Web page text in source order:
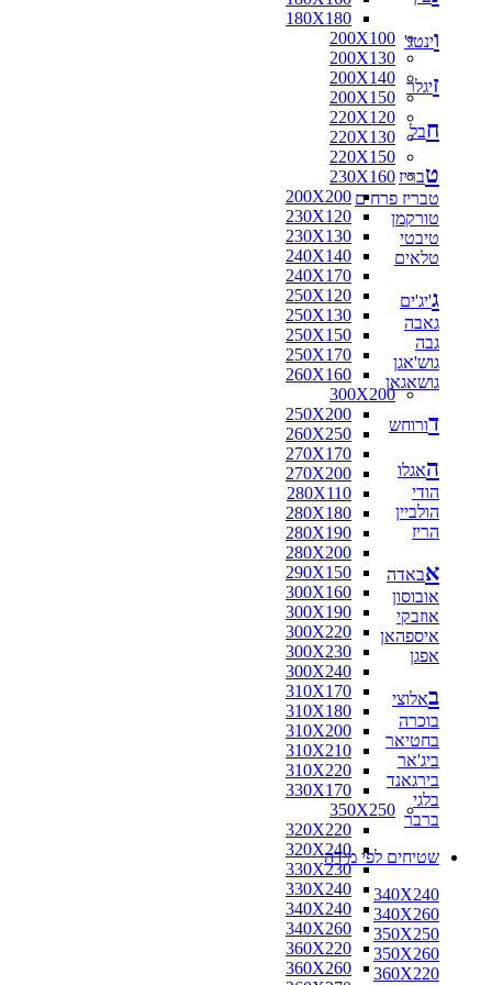
180X180
200X100
200X130
200X140
200X150
220X120
220X130
220X150
230X160
200X200
230X120
230X130
240X140
240X170
250X120
250X130
250X150
250X170
260X160
300X200
250X200
260X250
270X170
270X200
280X110
280X180
280X190
280X200
290X150
300X160
300X190
300X220
300X230
300X240
310X170
310X180
310X200
310X210
310X220
330X170
350X250
320X220
320X240
330X230
330X240
340X240
340X260
360X220
360X260
וינטג'
זיגלר
חבל
טבריז
טבריז פרחים
טורקמן
טיבטי
טלאים
ג'יג'ים
גאבה
גבה
גוש'אגן
גושאגאן
דורוחש
האגלו
הודי
הולביין
הריז
אבאדה
אובוסון
אוזבקי
איספהאן
אפגן
באלוצי
בוכרה
בחטיאר
ביג'אר
בירגאנד
בלגי
ברבר
שטיחים לפי מידה
340X240
340X260
350X250
350X260
360X220